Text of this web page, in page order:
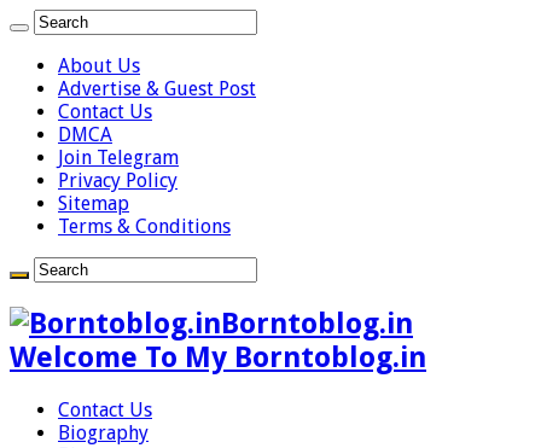
About Us
Advertise & Guest Post
Contact Us
DMCA
Join Telegram
Privacy Policy
Sitemap
Terms & Conditions
Borntoblog.in
Welcome To My Borntoblog.in
Contact Us
Biography